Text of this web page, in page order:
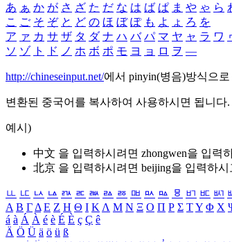
あ ぁ か が さ ざ た だ な は ば ぱ ま や ゃ ら
こ ご そ ぞ と ど の ほ ぼ ぽ も よ ょ ろ を
ア ァ カ サ ザ タ ダ ナ ハ バ パ マ ヤ ャ ラ ワ
ソ ゾ ト ド ノ ホ ボ ポ モ ヨ ョ ロ ヲ ―
http://chineseinput.net/에서 pinyin(병음)방식으
변환된 중국어를 복사하여 사용하시면 됩니다.
예시)
中文 을 입력하시려면 zhongwen을 입력
北京 을 입력하시려면 beijing을 입력하시
ㅥ ㅦ ㅧ ㅨ ㅩ ㅪ ㅫ ㅬ ㅭ ㅮ ㅯ ㅰ ㅱ ㅲ ㅳ ㅴ
Α Β ΓΔ Ε Ζ Η Θ Ι ΚΛ Μ Ν Ξ Ο Π Ρ Σ ΤΥ Φ Χ
á à Á À é è É È ç Ç ê
Ä Ö Ü ä ö ü ß